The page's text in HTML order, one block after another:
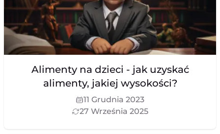
Alimenty na dzieci - jak uzyskać
alimenty, jakiej wysokości?
11 Grudnia 2023
27 Września 2025